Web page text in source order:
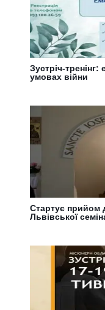
Зустріч-тренінг:
умовах війни
Стартує прийом
Львівської